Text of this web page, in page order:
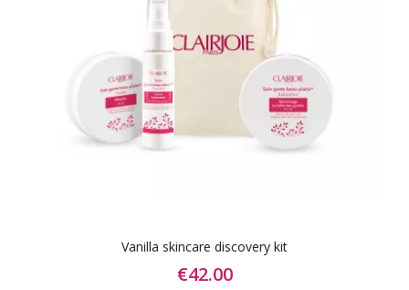
Vanilla skincare discovery kit
€42.00